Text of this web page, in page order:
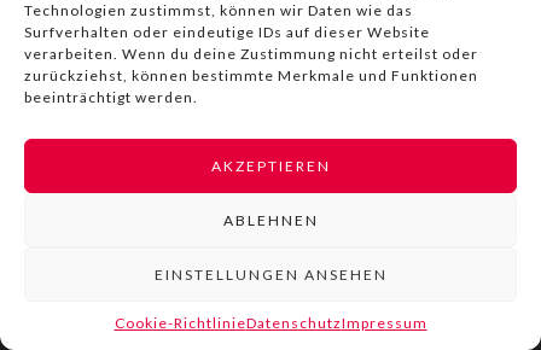
Technologien zustimmst, können wir Daten wie das
Surfverhalten oder eindeutige IDs auf dieser Website
verarbeiten. Wenn du deine Zustimmung nicht erteilst oder
zurückziehst, können bestimmte Merkmale und Funktionen
beeinträchtigt werden.
AKZEPTIEREN
ABLEHNEN
EINSTELLUNGEN ANSEHEN
Cookie-RichtlinieDatenschutzImpressum